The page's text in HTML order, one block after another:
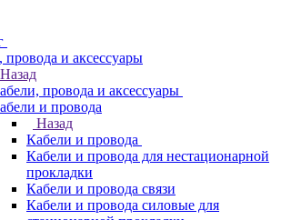
провода и аксессуары
Назад
провода и аксессуары
и провода
Назад
Кабели и провода
Кабели и провода для нестационарной
прокладки
Кабели и провода связи
Кабели и провода силовые для